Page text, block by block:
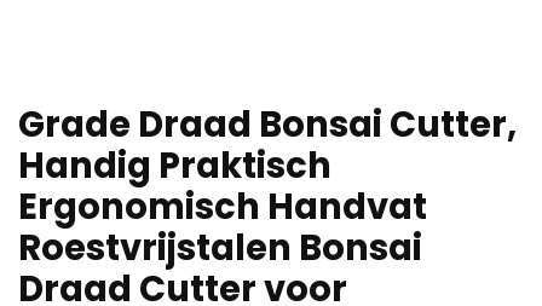
Grade Draad Bonsai Cutter,
Handig Praktisch
Ergonomisch Handvat
Roestvrijstalen Bonsai
Draad Cutter voor